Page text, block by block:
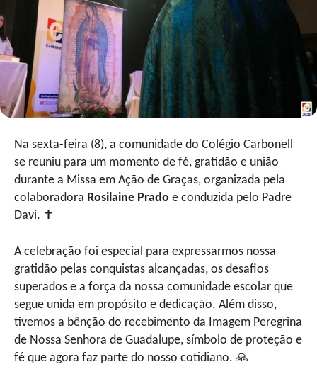
Na sexta-feira (8), a comunidade do Colégio Carbonell
se reuniu para um momento de fé, gratidão e união
durante a Missa em Ação de Graças, organizada pela
colaboradora Rosilaine Prado e conduzida pelo Padre
Davi. ✝
A celebração foi especial para expressarmos nossa
gratidão pelas conquistas alcançadas, os desafios
superados e a força da nossa comunidade escolar que
segue unida em propósito e dedicação. Além disso,
tivemos a bênção do recebimento da Imagem Peregrina
de Nossa Senhora de Guadalupe, símbolo de proteção e
fé que agora faz parte do nosso cotidiano. 🙏